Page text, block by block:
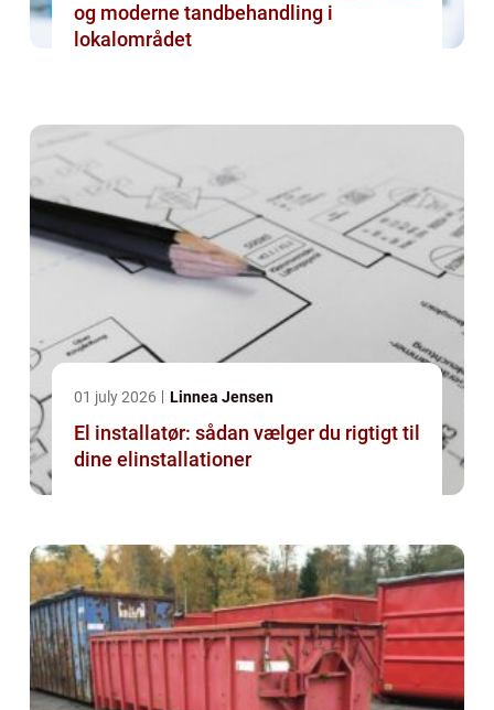
og moderne tandbehandling i
lokalområdet
01 july 2026 Linnea Jensen
El installatør: sådan vælger du rigtigt til
dine elinstallationer